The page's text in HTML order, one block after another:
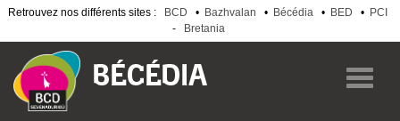
Retrouvez nos différents sites : BCD • Bazhvalan • Bécédia • BED •
PCI
-
Bretania
au
contenu
principal